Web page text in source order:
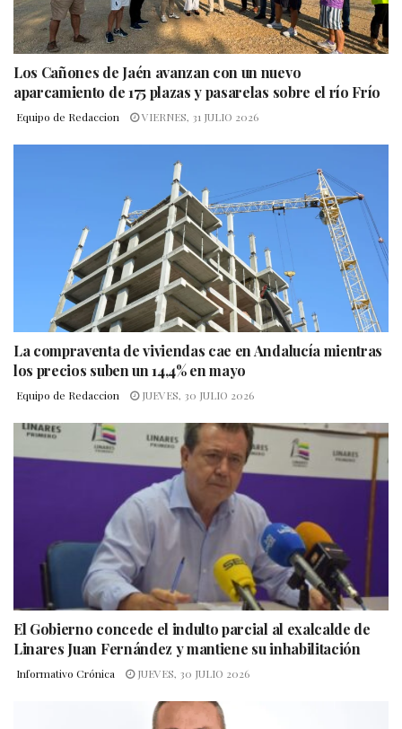
Los Cañones de Jaén avanzan con un nuevo
aparcamiento de 175 plazas y pasarelas sobre el río Frío
Equipo de Redaccion VIERNES, 31 JULIO 2026
La compraventa de viviendas cae en Andalucía mientras
los precios suben un 14,4% en mayo
Equipo de Redaccion JUEVES, 30 JULIO 2026
El Gobierno concede el indulto parcial al exalcalde de
Linares Juan Fernández y mantiene su inhabilitación
Informativo Crónica JUEVES, 30 JULIO 2026